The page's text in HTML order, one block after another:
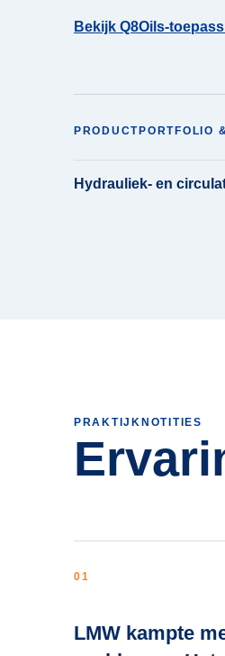
Bekijk Q8Oils-
PRODUCTPORTFOLIO
Hydrauliek- en
PRAKTIJKNOTITIES
01
LMW kampte